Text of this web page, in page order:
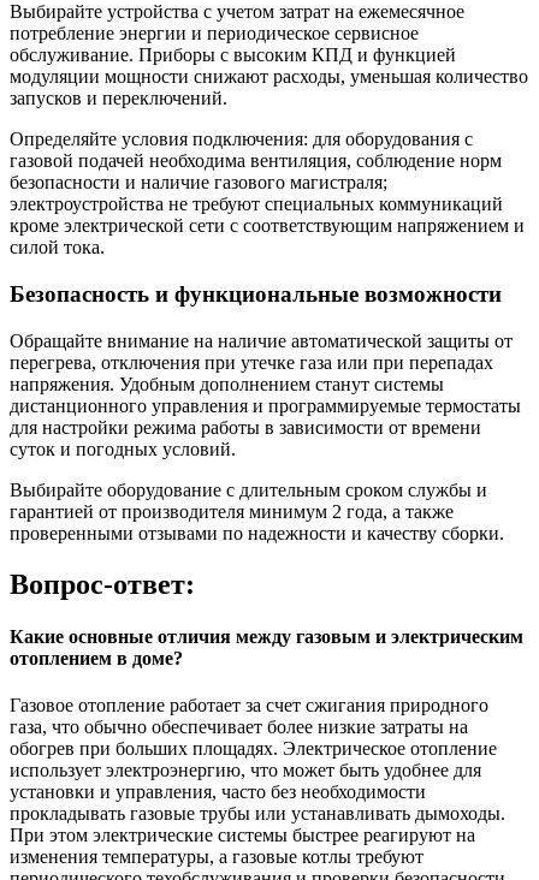
Выбирайте устройства с учетом затрат на ежемесячное
потребление энергии и периодическое сервисное
обслуживание. Приборы с высоким КПД и функцией
модуляции мощности снижают расходы, уменьшая количество
запусков и переключений.
Определяйте условия подключения: для оборудования с
газовой подачей необходима вентиляция, соблюдение норм
безопасности и наличие газового магистраля;
электроустройства не требуют специальных коммуникаций
кроме электрической сети с соответствующим напряжением и
силой тока.
Безопасность и функциональные возможности
Обращайте внимание на наличие автоматической защиты от
перегрева, отключения при утечке газа или при перепадах
напряжения. Удобным дополнением станут системы
дистанционного управления и программируемые термостаты
для настройки режима работы в зависимости от времени
суток и погодных условий.
Выбирайте оборудование с длительным сроком службы и
гарантией от производителя минимум 2 года, а также
проверенными отзывами по надежности и качеству сборки.
Вопрос-ответ:
Какие основные отличия между газовым и электрическим
отоплением в доме?
Газовое отопление работает за счет сжигания природного
газа, что обычно обеспечивает более низкие затраты на
обогрев при больших площадях. Электрическое отопление
использует электроэнергию, что может быть удобнее для
установки и управления, часто без необходимости
прокладывать газовые трубы или устанавливать дымоходы.
При этом электрические системы быстрее реагируют на
изменения температуры, а газовые котлы требуют